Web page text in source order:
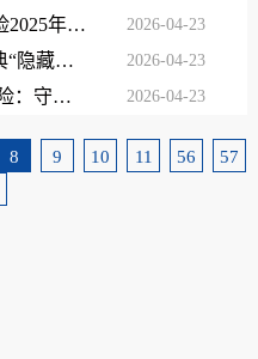
深度服务国家大局，平安产险2025年经营发展稳中有进 2026-04-23
星耀榕城 智启新篇 | 明星盛典“隐藏彩蛋”，每件都想晒！ 2026-04-23
国家安全 人人有责｜平安产险：守护万家安宁，筑牢安全屏障 2026-04-23
8 9 10 11 56
57